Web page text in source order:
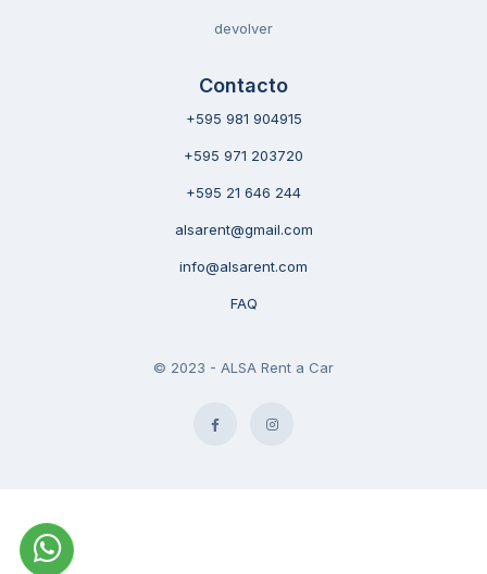
devolver
Contacto
+595 981 904915
+595 971 203720
+595 21 646 244
alsarent@gmail.com
info@alsarent.com
FAQ
© 2023 - ALSA Rent a Car